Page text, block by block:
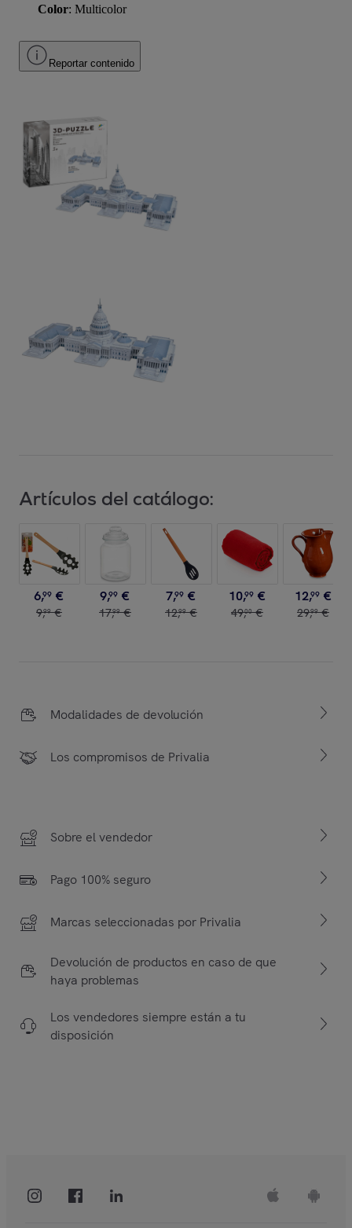
Color: Multicolor
Reportar contenido
Artículos del catálogo:
6,99 €
9,99 €
9,99 €
17,99 €
7,99 €
12,99 €
10,99 €
49,00 €
12,99 €
29,99 €
Modalidades de devolución
Los compromisos de Privalia
Sobre el vendedor
Pago 100% seguro
Marcas seleccionadas por Privalia
Devolución de productos en caso de que
haya problemas
Los vendedores siempre están a tu
disposición